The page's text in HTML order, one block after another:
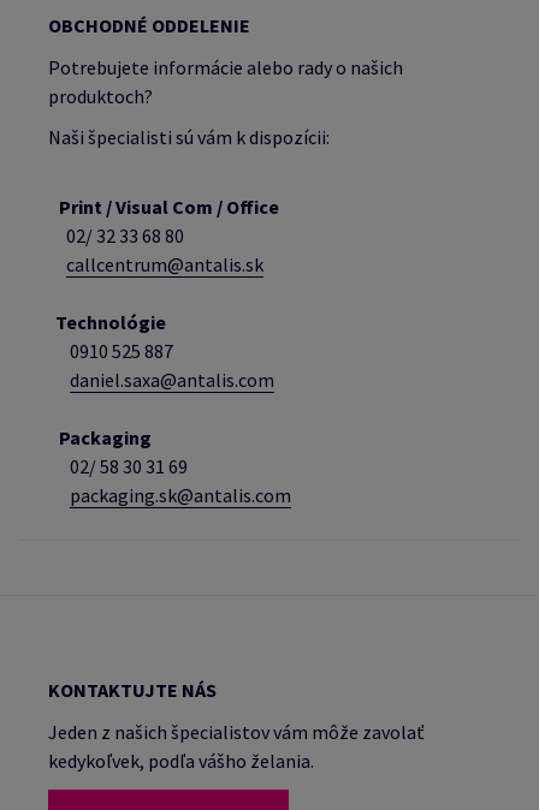
OBCHODNÉ ODDELENIE
Potrebujete informácie alebo rady o našich
produktoch?
Naši špecialisti sú vám k dispozícii:
Print / Visual Com / Office
02/ 32 33 68 80
callcentrum@antalis.sk
Technológie
0910 525 887
daniel.saxa@antalis.com
Packaging
02/58 30 31 69
packaging.sk@antalis.com
KONTAKTUJTE NÁS
Jeden z našich špecialistov vám môže zavolať
kedykoľvek, podľa vášho želania.